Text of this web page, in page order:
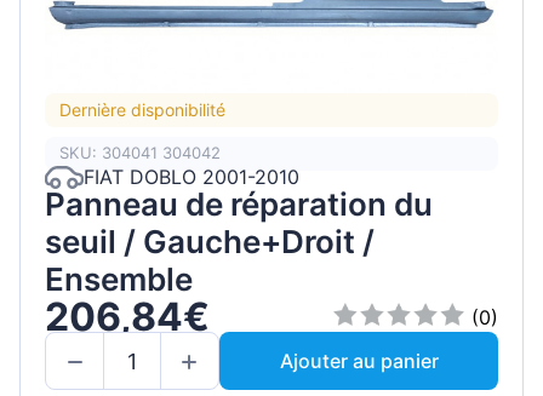
Dernière disponibilité
SKU: 304041 304042
FIAT DOBLO 2001-2010
Panneau de réparation du
seuil / Gauche+Droit /
Ensemble
206,84€
(0)
Ajouter au panier